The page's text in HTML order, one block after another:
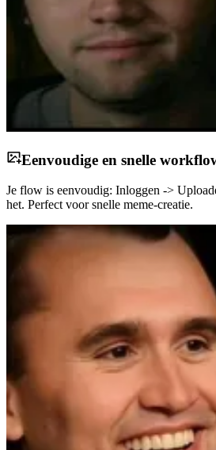
Eenvoudige en snelle
Je flow is eenvoudig: Inloggen ->
het. Perfect voor snelle meme-creatie.